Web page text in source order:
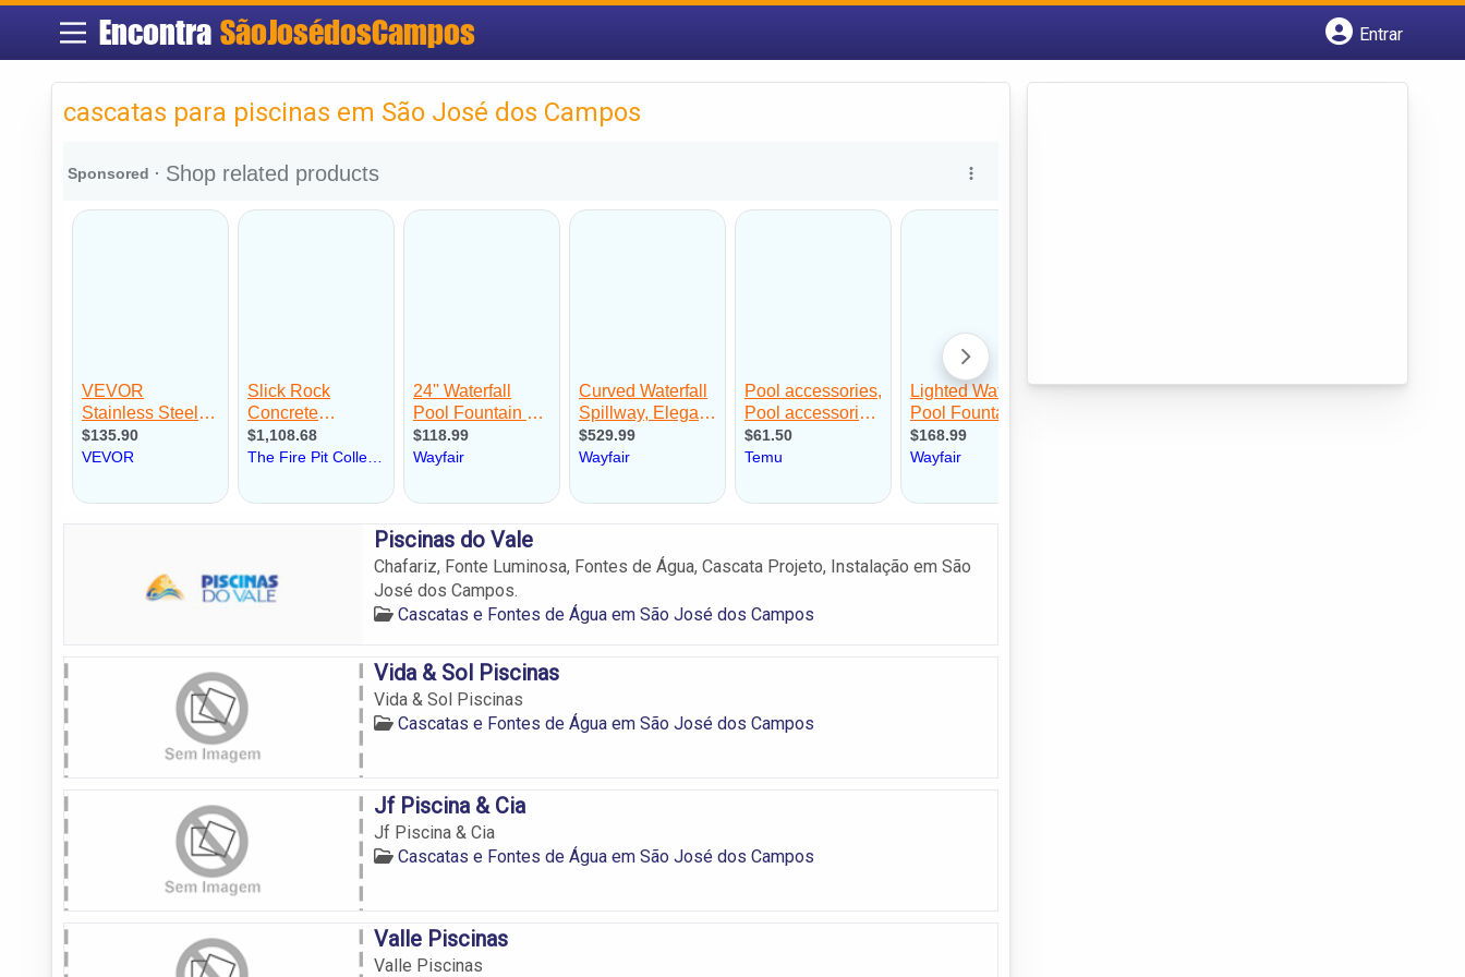
Encontra SãoJosédosCampos
Entrar
cascatas para piscinas em São José dos Campos
Piscinas do Vale
Chafariz, Fonte Luminosa, Fontes de Água, Cascata Projeto, Instalação em São
José dos Campos.
Cascatas e Fontes de Água em São José dos Campos
Vida & Sol Piscinas
Vida & Sol Piscinas
Cascatas e Fontes de Água em São José dos Campos
Jf Piscina & Cia
Jf Piscina & Cia
Cascatas e Fontes de Água em São José dos Campos
Valle Piscinas
Valle Piscinas